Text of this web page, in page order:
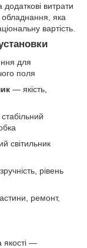
витрати
обладнання, яка
вартість.
для
поля
— якість,
світильник
рівень
ремонт,
якості —